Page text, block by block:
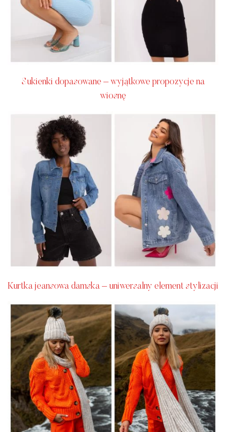
Sukienki dopasowane – wyjątkowe propozycje na
wiosnę
Kurtka jeansowa damska – uniwersalny element stylizacji